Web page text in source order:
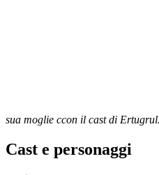
sua moglie ccon il cast di Ertugrul.
Cast e personaggi